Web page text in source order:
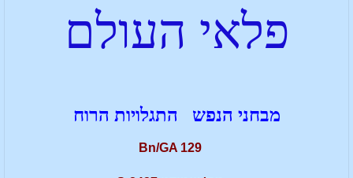
פלאי העולם
מבחני הנפש התגלויות הרוח
Bn/GA 129